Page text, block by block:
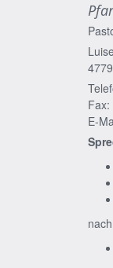
Fax:
E-